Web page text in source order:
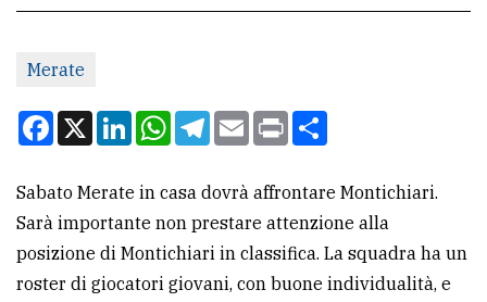
Scrivici
Per
la
pubblicità
CERCA
Merate
Facebook
X LinkedInWhatsApp
Telegram
EmailPrint
Sabato Merate in casa dovrà affrontare Montichiari.
Sarà importante non prestare attenzione alla
posizione di Montichiari in classifica. La squadra ha un
roster di giocatori giovani, con buone individualità, e